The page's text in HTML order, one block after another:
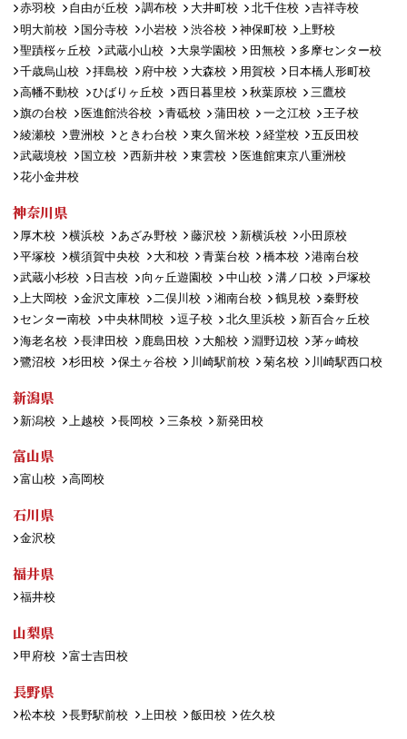
赤羽校
自由が丘校 調布校 大井町校 北千住校
吉祥寺校
明大前校
国分寺校 小岩校 渋谷校 神保町校
上野校
聖蹟桜ヶ丘校
武蔵小山校 大泉学園校 田無校
多摩センター校
千歳烏山校
拝島校 府中校 大森校 用賀校
日本橋人形町校
高幡不動校
ひばりヶ丘校 西日暮里校 秋葉原校
三鷹校
旗の台校
医進館渋谷校 青砥校 蒲田校 一之江校
王子校
綾瀬校
豊洲校 ときわ台校 東久留米校 経堂校
五反田校
武蔵境校
国立校 西新井校 東雲校
医進館東京八重洲校
花小金井校
神奈川県
厚木校 横浜校 あざみ野校 藤沢校 新横浜校
小田原校
平塚校
横須賀中央校 大和校 青葉台校 橋本校
港南台校
武蔵小杉校
日吉校 向ヶ丘遊園校 中山校 溝ノ口校
戸塚校
上大岡校
金沢文庫校 二俣川校 湘南台校 鶴見校
秦野校
センター南校
中央林間校 逗子校 北久里浜校
新百合ヶ丘校
海老名校
長津田校 鹿島田校 大船校 淵野辺校
茅ヶ崎校
鷺沼校
杉田校 保土ヶ谷校 川崎駅前校 菊名校 川崎駅西口校
新潟県
新潟校 上越校 長岡校 三条校 新発田校
富山県
富山校 高岡校
石川県
金沢校
福井県
福井校
山梨県
甲府校 富士吉田校
長野県
松本校 長野駅前校 上田校 飯田校 佐久校